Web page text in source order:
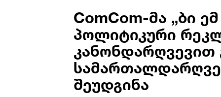
ComCom-მა „ბი
პოლიტიკური
კანონდარღვევით
შეუდგინა